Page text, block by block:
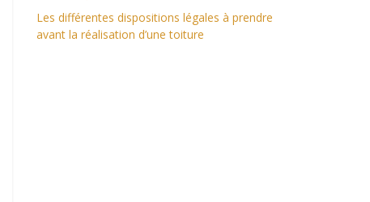
Les différentes dispositions légales à prendre
avant la réalisation d’une toiture